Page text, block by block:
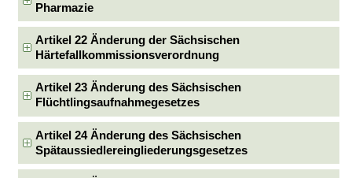
Pharmazie
Artikel 22 Änderung der Sächsischen
Härtefallkommissionsverordnung
Artikel 23 Änderung des Sächsischen
Flüchtlingsaufnahmegesetzes
Artikel 24 Änderung des Sächsischen
Spätaussiedlereingliederungsgesetzes